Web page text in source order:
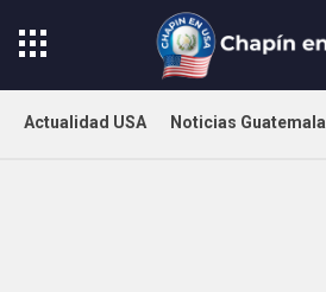
Actualidad USA Noticias Guatemala